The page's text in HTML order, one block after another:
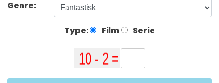
Genre:
Type: Film Serie